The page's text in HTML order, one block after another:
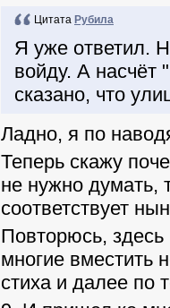
Цитата Pyбила
Я уже ответил.
войду. А насчёт
сказано, что
Ладно, я по
Теперь скажу
не нужно думать,
соответствует
Повторюсь, здесь
многие вместить
стиха и далее по